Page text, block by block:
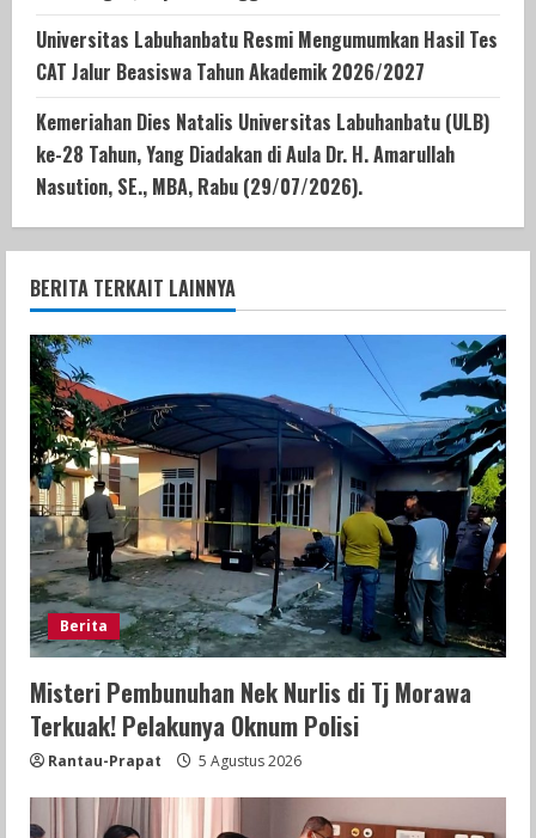
Universitas Labuhanbatu Resmi Mengumumkan Hasil Tes
CAT Jalur Beasiswa Tahun Akademik 2026/2027
Kemeriahan Dies Natalis Universitas Labuhanbatu (ULB)
ke-28 Tahun, Yang Diadakan di Aula Dr. H. Amarullah
Nasution, SE., MBA, Rabu (29/07/2026).
BERITA TERKAIT LAINNYA
Berita
Misteri Pembunuhan Nek Nurlis di Tj Morawa
Terkuak! Pelakunya Oknum Polisi
Rantau-Prapat 5 Agustus 2026